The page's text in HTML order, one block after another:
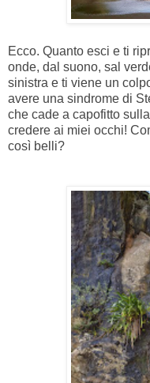
Ecco. Quanto esci e ti
onde, dal suono, sal
sinistra e ti viene un
avere una sindrome di
che cade a capofitto
credere ai miei occhi!
così belli?